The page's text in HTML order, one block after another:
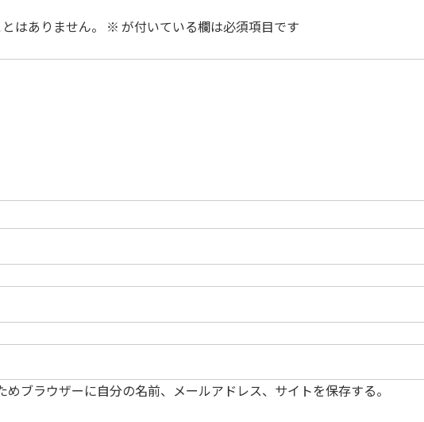
はありません。 ※ が付いている欄は必須項目です
ブラウザーに自分の名前、メールアドレス、サイトを保存する。